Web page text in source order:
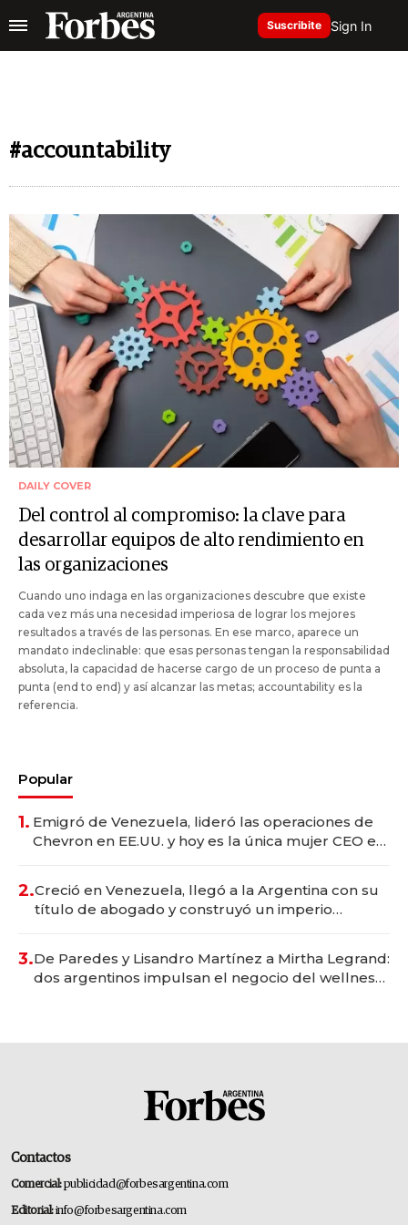
Suscribite Sign In
#accountability
DAILY COVER
Del control al compromiso: la clave para
desarrollar equipos de alto rendimiento en
las organizaciones
Cuando uno indaga en las organizaciones descubre que existe
cada vez más una necesidad imperiosa de lograr los mejores
resultados a través de las personas. En ese marco, aparece un
mandato indeclinable: que esas personas tengan la responsabilidad
absoluta, la capacidad de hacerse cargo de un proceso de punta a
punta (end to end) y así alcanzar las metas; accountability es la
referencia.
Popular
1. Emigró de Venezuela, lideró las operaciones de
Chevron en EE.UU. y hoy es la única mujer CEO en
2.Creció en Venezuela, llegó a la Argentina con su
título de abogado y construyó un imperio
3.De Paredes y Lisandro Martínez a Mirtha Legrand:
dos argentinos impulsan el negocio del wellness
Contactos
Comercial:publicidad@forbesargentina.com
Editorial:info@forbesargentina.com